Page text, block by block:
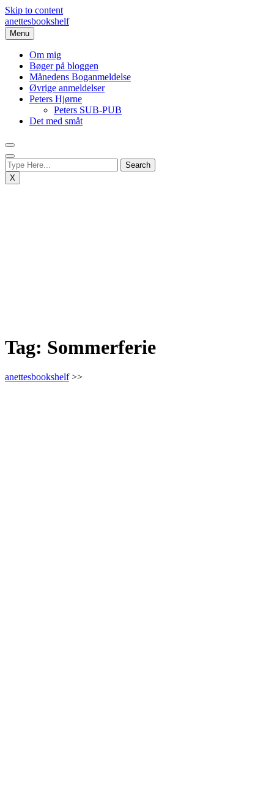
Skip to content
anettesbookshelf
Menu
Om mig
Bøger på bloggen
Månedens Boganmeldelse
Øvrige anmeldelser
Peters Hjørne
Peters SUB-PUB
Det med småt
X
Tag: Sommerferie
anettesbookshelf>>